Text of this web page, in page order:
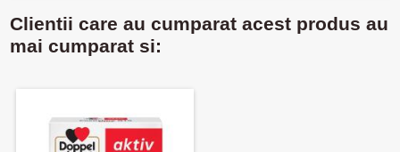
Clientii care au cumparat acest produs au
mai cumparat si: